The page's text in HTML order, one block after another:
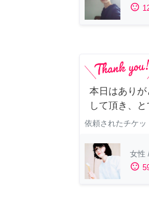
sentiment_satisfied
本日はあり
して頂き、と
依頼されたチケッ
女性
sentiment_satisfied